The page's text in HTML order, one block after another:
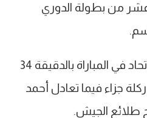
عشر من بطولة الدوري
وسجل مابولولو هدف الاتحاد في المباراة بالدقيقة 34
جزاء فيما تعادل أحمد
طلائع الجيش.